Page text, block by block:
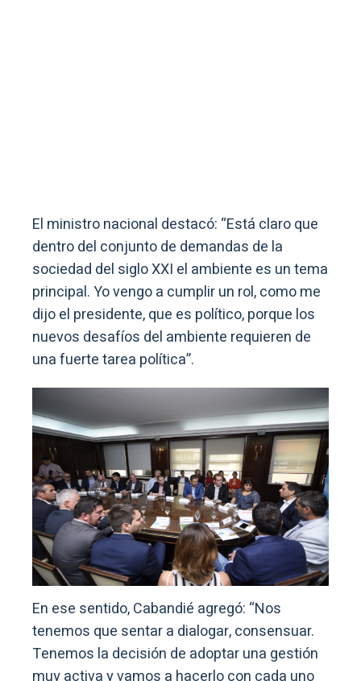
El ministro nacional destacó: “Está claro que
dentro del conjunto de demandas de la
sociedad del siglo XXI el ambiente es un tema
principal. Yo vengo a cumplir un rol, como me
dijo el presidente, que es político, porque los
nuevos desafíos del ambiente requieren de
una fuerte tarea política”.
En ese sentido, Cabandié agregó: “Nos
tenemos que sentar a dialogar, consensuar.
Tenemos la decisión de adoptar una gestión
muy activa y vamos a hacerlo con cada uno